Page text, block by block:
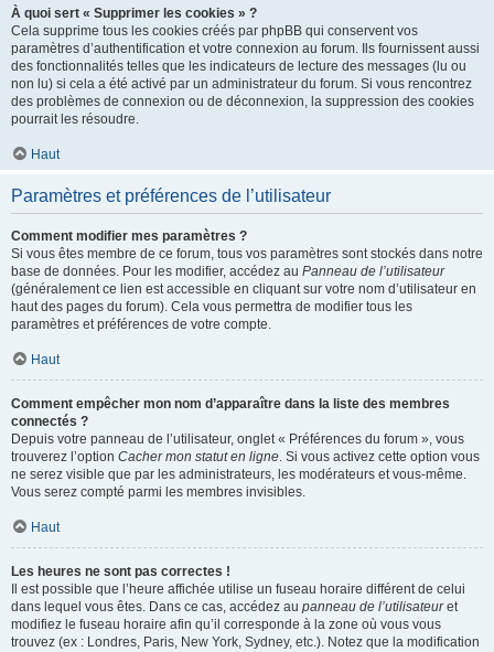
À quoi sert « Supprimer les cookies » ?
Cela supprime tous les cookies créés par phpBB qui conservent vos
paramètres d’authentification et votre connexion au forum. Ils fournissent aussi
des fonctionnalités telles que les indicateurs de lecture des messages (lu ou
non lu) si cela a été activé par un administrateur du forum. Si vous rencontrez
des problèmes de connexion ou de déconnexion, la suppression des cookies
pourrait les résoudre.
Haut
Paramètres et préférences de l’utilisateur
Comment modifier mes paramètres ?
Si vous êtes membre de ce forum, tous vos paramètres sont stockés dans notre
base de données. Pour les modifier, accédez au Panneau de l’utilisateur
(généralement ce lien est accessible en cliquant sur votre nom d’utilisateur en
haut des pages du forum). Cela vous permettra de modifier tous les
paramètres et préférences de votre compte.
Haut
Comment empêcher mon nom d’apparaître dans la liste des membres
connectés ?
Depuis votre panneau de l’utilisateur, onglet « Préférences du forum », vous
trouverez l’option Cacher mon statut en ligne. Si vous activez cette option vous
ne serez visible que par les administrateurs, les modérateurs et vous-même.
Vous serez compté parmi les membres invisibles.
Haut
Les heures ne sont pas correctes !
Il est possible que l’heure affichée utilise un fuseau horaire différent de celui
dans lequel vous êtes. Dans ce cas, accédez au panneau de l’utilisateuret
modifiez le fuseau horaire afin qu’il corresponde à la zone où vous vous
trouvez (ex : Londres, Paris, New York, Sydney, etc.). Notez que la modification